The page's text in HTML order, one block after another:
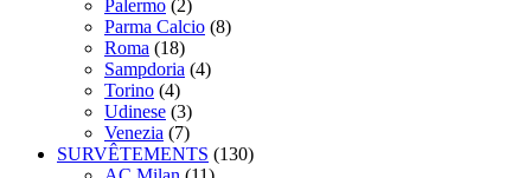
Palermo (2)
Parma Calcio (8)
Roma (18)
Sampdoria (4)
Torino (4)
Udinese (3)
Venezia (7)
SURVÊTEMENTS (130)